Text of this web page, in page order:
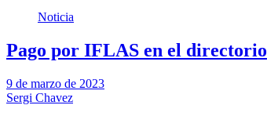
Noticia
Pago por IFLAS en el directorio
9 de marzo de 2023
Sergi Chavez